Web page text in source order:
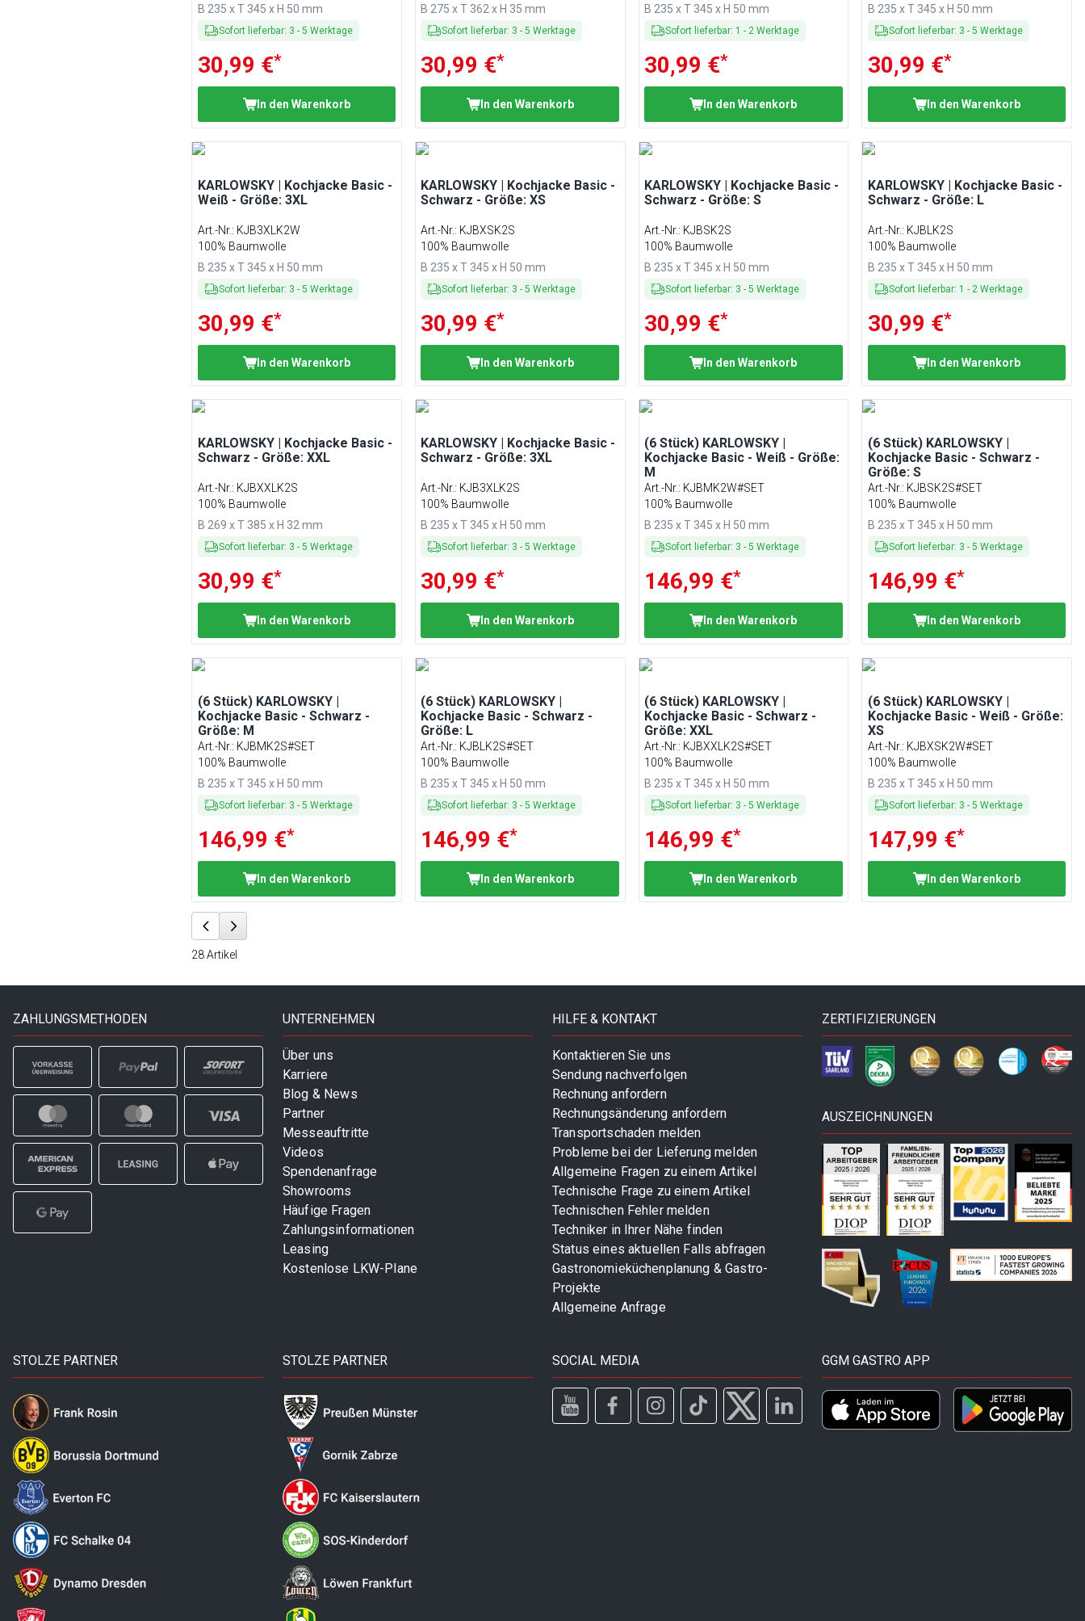
B 235 x T 345 x H 50 mm
Sofort lieferbar: 3 - 5 Werktage
30,99 €*
In den Warenkorb
B 275 x T 362 x H 35 mm
Sofort lieferbar: 3 -5 Werktage
30,99 €*
In den Warenkorb
B 235 x T 345 x H 50 mm
Sofort lieferbar: 1 - 2 Werktage
30,99 €*
In den Warenkorb
B 235 x T 345 x H 50 mm
Sofort lieferbar: 3 - 5 Werktage
30,99 €*
In den Warenkorb
KARLOWSKY | Kochjacke Basic -
Weiß - Größe: 3XL
Art.-Nr.: KJB3XLK2W
100% Baumwolle
B 235 x T 345 x H 50 mm
Sofort lieferbar: 3 - 5 Werktage
30,99 €*
In den Warenkorb
KARLOWSKY | Kochjacke Basic -
Schwarz - Größe: XS
Art.-Nr.: KJBXSK2S
100% Baumwolle
B 235 x T 345 x H 50 mm
Sofort lieferbar: 3 -5 Werktage
30,99 €*
In den Warenkorb
KARLOWSKY | Kochjacke Basic -
Schwarz - Größe: S
Art.-Nr.: KJBSK2S
100% Baumwolle
B 235 x T 345 x H 50 mm
Sofort lieferbar: 3 -5 Werktage
30,99 €*
In den Warenkorb
KARLOWSKY | Kochjacke Basic -
Schwarz - Größe: L
Art.-Nr.: KJBLK2S
100% Baumwolle
B 235 x T 345 x H 50 mm
Sofort lieferbar: 1 - 2 Werktage
30,99 €*
In den Warenkorb
KARLOWSKY | Kochjacke Basic -
Schwarz - Größe: XXL
Art.-Nr.: KJBXXLK2S
100% Baumwolle
B 269 x T 385 x H 32 mm
Sofort lieferbar: 3 - 5 Werktage
30,99 €*
In den Warenkorb
KARLOWSKY | Kochjacke Basic -
Schwarz - Größe: 3XL
Art.-Nr.: KJB3XLK2S
100% Baumwolle
B 235 x T 345 x H 50 mm
Sofort lieferbar: 3 -5 Werktage
30,99 €*
In den Warenkorb
(6 Stück) KARLOWSKY |
Kochjacke Basic - Weiß - Größe:
M
Art.-Nr.: KJBMK2W#SET
100% Baumwolle
B 235 x T 345 x H 50 mm
Sofort lieferbar: 3 -5 Werktage
146,99 €*
In den Warenkorb
(6 Stück) KARLOWSKY |
Kochjacke Basic - Schwarz -
Größe: S
Art.-Nr.: KJBSK2S#SET
100% Baumwolle
B 235 x T 345 x H 50 mm
Sofort lieferbar: 3 - 5 Werktage
146,99 €*
In den Warenkorb
(6 Stück) KARLOWSKY |
Kochjacke Basic - Schwarz -
Größe: M
Art.-Nr.: KJBMK2S#SET
100% Baumwolle
B 235 x T 345 x H 50 mm
Sofort lieferbar: 3 - 5 Werktage
146,99 €*
In den Warenkorb
(6 Stück) KARLOWSKY |
Kochjacke Basic - Schwarz -
Größe: L
Art.-Nr.: KJBLK2S#SET
100% Baumwolle
B 235 x T 345 x H 50 mm
Sofort lieferbar: 3 -5 Werktage
146,99 €*
In den Warenkorb
(6 Stück) KARLOWSKY |
Kochjacke Basic - Schwarz -
Größe: XXL
Art.-Nr.: KJBXXLK2S#SET
100% Baumwolle
B 235 x T 345 x H 50 mm
Sofort lieferbar: 3 -5 Werktage
146,99 €*
In den Warenkorb
(6 Stück) KARLOWSKY |
Kochjacke Basic - Weiß - Größe:
XS
Art.-Nr.: KJBXSK2W#SET
100% Baumwolle
B 235 x T 345 x H 50 mm
Sofort lieferbar: 3 - 5 Werktage
147,99 €*
In den Warenkorb
28 Artikel
ZAHLUNGSMETHODEN UNTERNEHMEN
Über uns
Karriere
Blog & News
Partner
Messeauftritte
Videos
Spendenanfrage
Showrooms
Häufige Fragen
Zahlungsinformationen
Leasing
Kostenlose LKW-Plane
HILFE & KONTAKT
Kontaktieren Sie uns
Sendung nachverfolgen
Rechnung anfordern
Rechnungsänderung anfordern
Transportschaden melden
Probleme bei der Lieferung melden
Allgemeine Fragen zu einem Artikel
Technische Frage zu einem Artikel
Technischen Fehler melden
Techniker in Ihrer Nähe finden
Status eines aktuellen Falls abfragen
Gastronomieküchenplanung & Gastro-
Projekte
Allgemeine Anfrage
ZERTIFIZIERUNGEN
AUSZEICHNUNGEN
STOLZE PARTNER STOLZE PARTNER SOCIAL MEDIA GGM GASTRO APP